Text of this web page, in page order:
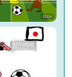
Ebba